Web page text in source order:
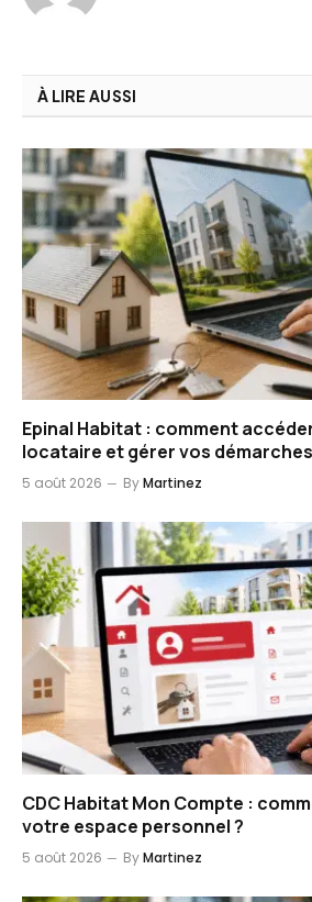
À LIRE AUSSI
Epinal Habitat : comment
locataire et gérer vos démarches
5 août 2026 ByMartinez
CDC Habitat Mon Compte :
votre espace personnel ?
5 août 2026 ByMartinez